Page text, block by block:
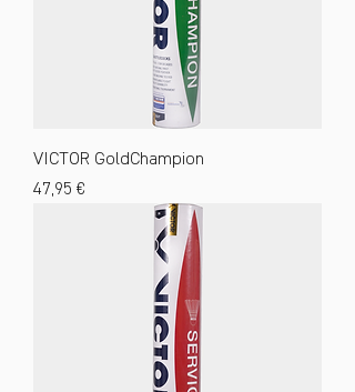
VICTOR GoldChampion
Preis
47,95 €